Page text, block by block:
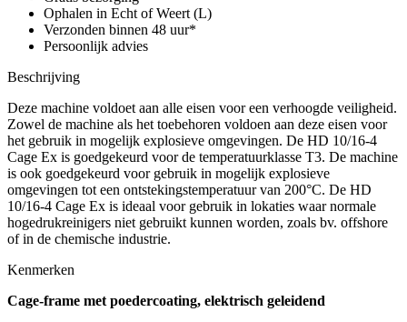
aantalOphalen in Echt of Weert (L)
Verzonden binnen 48 uur*
Persoonlijk advies
Beschrijving
Deze machine voldoet aan alle eisen voor een verhoogde veiligheid.
Zowel de machine als het toebehoren voldoen aan deze eisen voor
het gebruik in mogelijk explosieve omgevingen. De HD 10/16-4
Cage Ex is goedgekeurd voor de temperatuurklasse T3. De machine
is ook goedgekeurd voor gebruik in mogelijk explosieve
omgevingen tot een ontstekingstemperatuur van 200°C. De HD
10/16-4 Cage Ex is ideaal voor gebruik in lokaties waar normale
hogedrukreinigers niet gebruikt kunnen worden, zoals bv. offshore
of in de chemische industrie.
Kenmerken
Cage-frame met poedercoating, elektrisch geleidend